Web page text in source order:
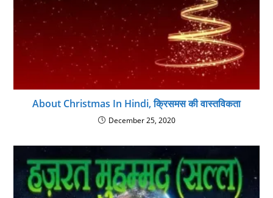
About Christmas In Hindi, क्रिसमस की वास्तविकता
December 25, 2020